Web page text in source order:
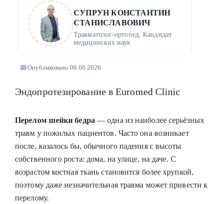
СУПРУН КОНСТАНТИН
СТАНИСЛАВОВИЧ
Травматолог-ортопед, Кандидат
медицинских наук
📅Опубликовано 08.06.2026
Эндопротезирование в Euromed Clinic
Перелом шейки бедра — одна из наиболее серьёзных
травм у пожилых пациентов. Часто она возникает
после, казалось бы, обычного падения с высоты
собственного роста: дома, на улице, на даче. С
возрастом костная ткань становится более хрупкой,
поэтому даже незначительная травма может привести к
перелому.